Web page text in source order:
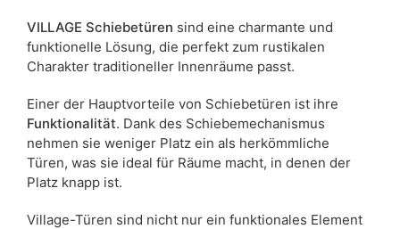
VILLAGE Schiebetüren sind eine charmante und
funktionelle Lösung, die perfekt zum rustikalen
Charakter traditioneller Innenräume passt.
Einer der Hauptvorteile von Schiebetüren ist ihre
Funktionalität. Dank des Schiebemechanismus
nehmen sie weniger Platz ein als herkömmliche
Türen, was sie ideal für Räume macht, in denen der
Platz knapp ist.
Village-Türen sind nicht nur ein funktionales Element